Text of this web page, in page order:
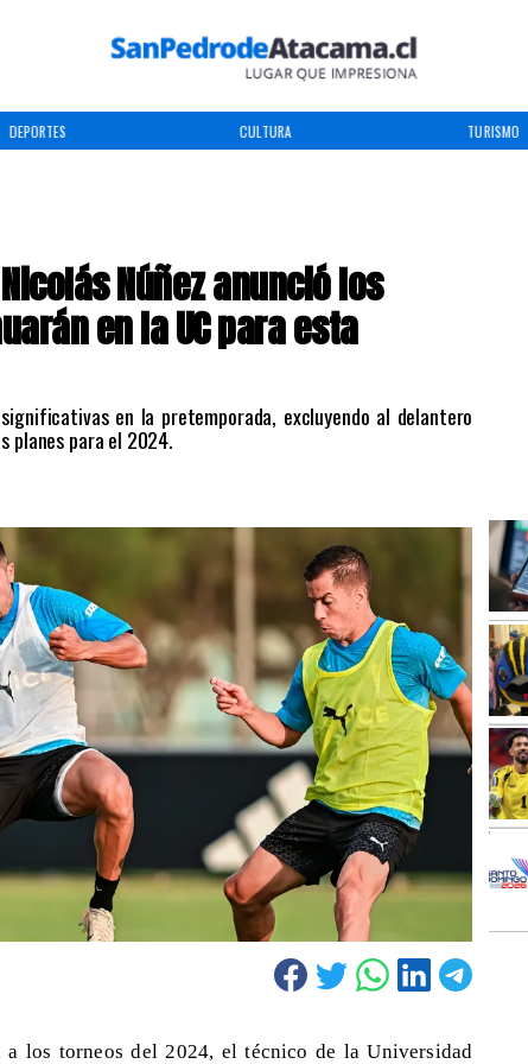
DEPORTES CULTURA TURISMO
Núñez anunció los
en la UC para esta
en la pretemporada, excluyendo al delantero
planes para el 2024.
a los torneos del 2024, el técnico de la Universidad